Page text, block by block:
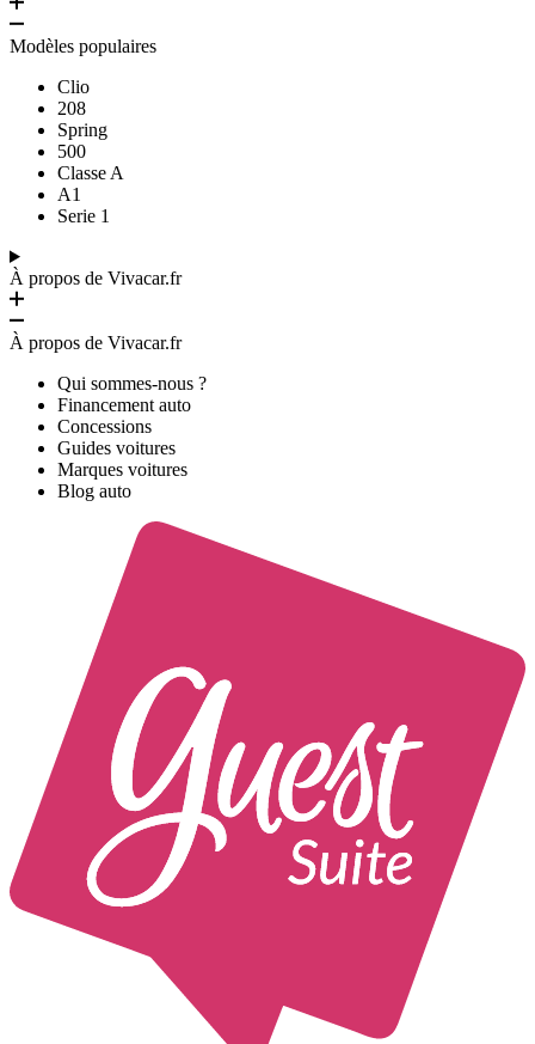
Modèles populaires
Clio
208
Spring
500
Classe A
A1
Serie 1
À propos de Vivacar.fr
À propos de Vivacar.fr
Qui sommes-nous ?
Financement auto
Concessions
Guides voitures
Marques voitures
Blog auto